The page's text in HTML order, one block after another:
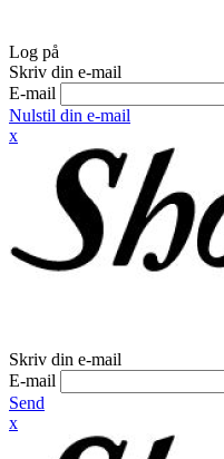
Log på
Skriv din e-mail
E-mail
Nulstil din e-mail
x
Skriv din e-mail
E-mail
Send
x